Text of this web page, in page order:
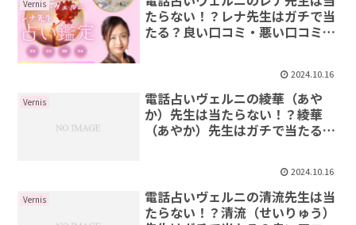
Vernis
たらない！？レナ先生はガチで当
たる？良い口コミ・悪い口コミを
2024.10.16
Vernis
電話占いヴェルニの綾華（あや
か）先生は当たらない！？綾華
（あやか）先生はガチで当たる？
2024.10.16
Vernis
電話占いヴェルニの清流先生は当
たらない！？清流（せいりゅう）